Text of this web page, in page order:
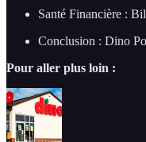
Santé Financière :
Conclusion : Dino
Pour aller plus loin :